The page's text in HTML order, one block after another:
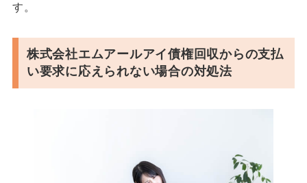
す。
株式会社エムアールアイ債権回収からの支払
い要求に応えられない場合の対処法